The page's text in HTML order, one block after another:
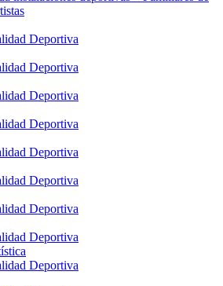
Deportiva
Deportiva
Deportiva
Deportiva
Deportiva
Deportiva
Deportiva
Deportiva
Deportiva